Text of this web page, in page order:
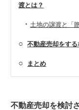
渡とは？
・ 土地の譲渡と「
○不動産売却をす
○ まとめ
不動産売却を検討